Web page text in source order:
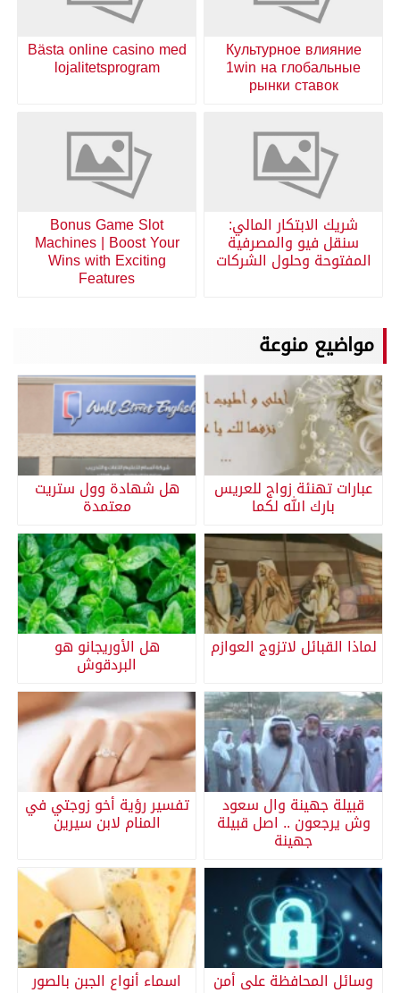
Культурное влияние
1win на глобальные
рынки ставок
Bästa online casino med
lojalitetsprogram
شريك الابتكار المالي:
سنقل فيو والمصرفية
المفتوحة وحلول الشركات
Bonus Game Slot
Machines | Boost Your
Wins with Exciting
Features
مواضيع منوعة
عبارات تهنئة زواج للعريس
بارك الله لكما
هل شهادة وول ستريت
معتمدة
لماذا القبائل لاتزوج العوازم هل الأوريجانو هو
البردقوش
قبيلة جهينة وال سعود
وش يرجعون .. اصل قبيلة
جهينة
تفسير رؤية أخو زوجتي في
المنام لابن سيرين
وسائل المحافظة على أمن اسماء أنواع الجبن بالصور